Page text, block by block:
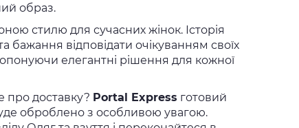
образ.
стилю для сучасних жінок. Історія
відповідати очікуванням своїх
елегантні рішення для кожної
про доставку? Portal Express готовий
оброблено з особливою увагою.